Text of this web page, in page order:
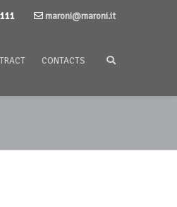
maroni@maroni.it
CONTACTS